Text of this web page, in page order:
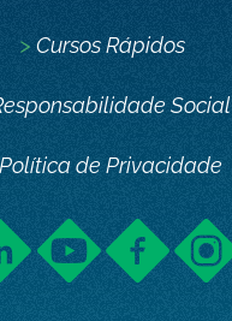
> Cursos Rápidos
Social
Política de Privacidade